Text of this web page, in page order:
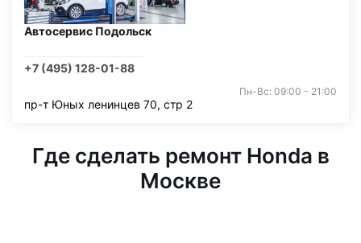
Автосервис Подольск
+7 (495) 128-01-88
Пн-Вс: 09:00 - 21:00
пр-т Юных ленинцев 70, стр 2
Где сделать ремонт Honda в
Москве